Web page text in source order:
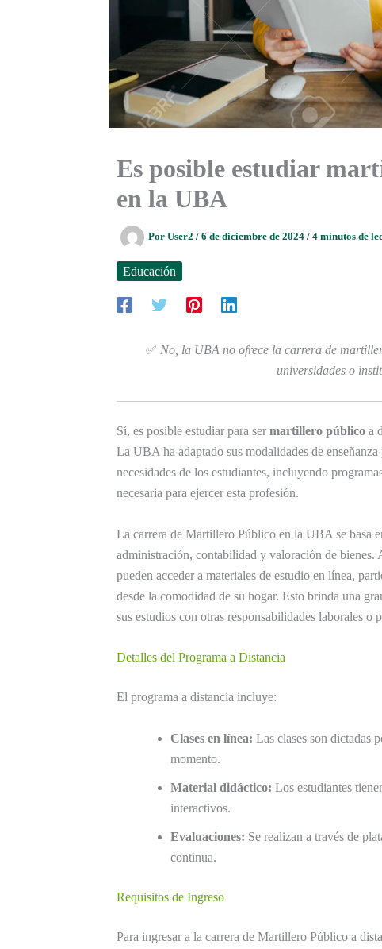
Es posible estudiar
en la UBA
Por User2 / 6 de diciembre de 2024 / 4 minutos de
Educación
✅ No, la UBA no ofrece la carrera de
universidades o
Sí, es posible estudiar para ser martillero público a
La UBA ha adaptado sus modalidades de
necesidades de los estudiantes, incluyendo
necesaria para ejercer esta profesión.
La carrera de Martillero Público en la UBA se basa
administración, contabilidad y valoración de bienes.
pueden acceder a materiales de estudio en línea,
desde la comodidad de su hogar. Esto brinda una
sus estudios con otras responsabilidades laborales o
Detalles del Programa a Distancia
El programa a distancia incluye:
Clases en línea: Las clases son dictadas
momento.
Material didáctico: Los estudiantes
interactivos.
Evaluaciones: Se realizan a través de
continua.
Requisitos de Ingreso
Para ingresar a la carrera de Martillero Público a